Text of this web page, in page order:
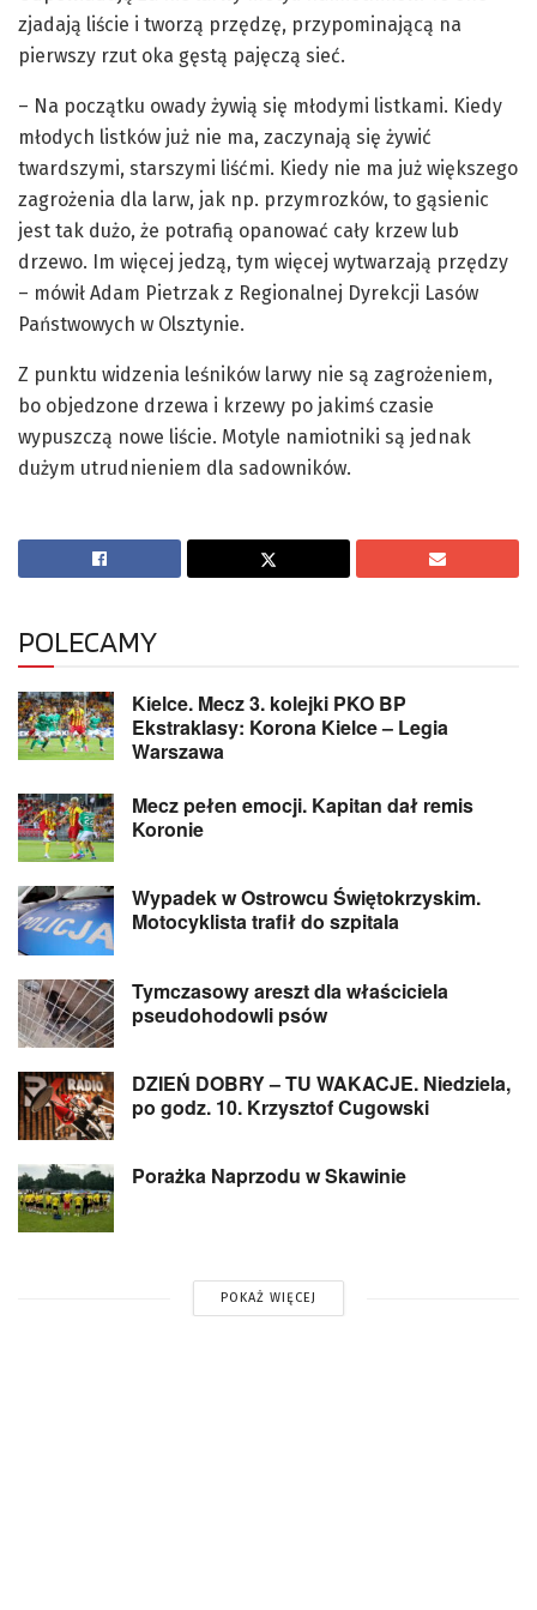
zjadają liście i tworzą przędzę, przypominającą na
pierwszy rzut oka gęstą pajęczą sieć.
– Na początku owady żywią się młodymi listkami. Kiedy
młodych listków już nie ma, zaczynają się żywić
twardszymi, starszymi liśćmi. Kiedy nie ma już większego
zagrożenia dla larw, jak np. przymrozków, to gąsienic
jest tak dużo, że potrafią opanować cały krzew lub
drzewo. Im więcej jedzą, tym więcej wytwarzają przędzy
– mówił Adam Pietrzak z Regionalnej Dyrekcji Lasów
Państwowych w Olsztynie.
Z punktu widzenia leśników larwy nie są zagrożeniem,
bo objedzone drzewa i krzewy po jakimś czasie
wypuszczą nowe liście. Motyle namiotniki są jednak
dużym utrudnieniem dla sadowników.
POLECAMY
Kielce. Mecz 3. kolejki PKO BP
Ekstraklasy: Korona Kielce – Legia
Warszawa
Mecz pełen emocji. Kapitan dał remis
Koronie
Wypadek w Ostrowcu Świętokrzyskim.
Motocyklista trafił do szpitala
Tymczasowy areszt dla właściciela
pseudohodowli psów
DZIEŃ DOBRY – TU WAKACJE. Niedziela,
po godz. 10. Krzysztof Cugowski
Porażka Naprzodu w Skawinie
POKAŻ WIĘCEJ